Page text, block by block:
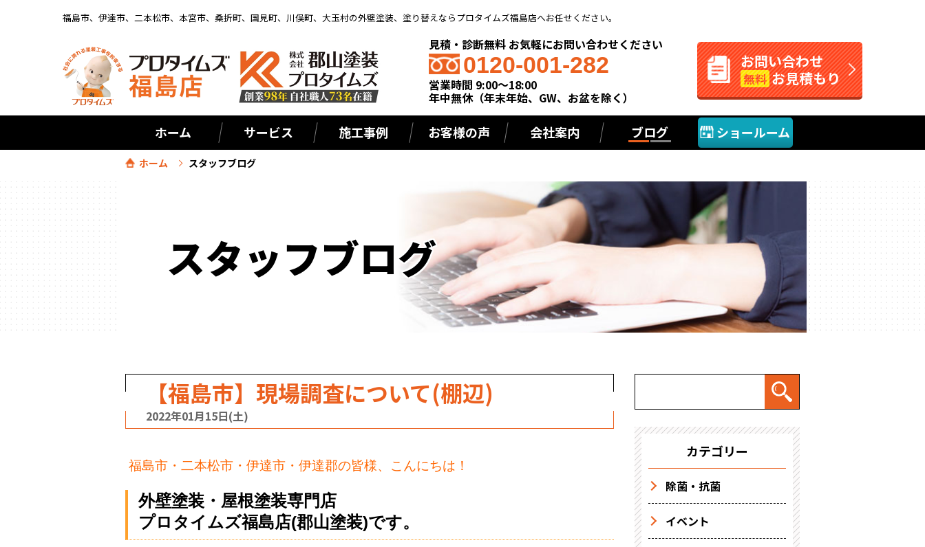
福島市、伊達市、二本松市、本宮市、桑折町、国見町、川俣町、大玉村の外壁塗装、塗り替えならプロタイムズ福島店へお任せください。
見積・診断無料 お気軽にお問い合わせください
0120-001-282
営業時間 9:00～18:00
年中無休（年末年始、GW、お盆を除く）
お問い合わせ
無料 お見積もり
ホーム サービス 施工事例 お客様の声 会社案内 ブログ ショールーム
ホーム スタッフブログ
スタッフブログ
【福島市】現場調査について(棚辺)
2022年01月15日(土)
福島市・二本松市・伊達市・伊達郡の皆様、こんにちは！
外壁塗装・屋根塗装専門店
プロタイムズ福島店(郡山塗装)です。
カテゴリー
除菌・抗菌
イベント